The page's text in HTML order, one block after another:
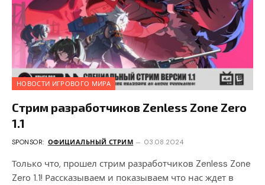
НОВОСТИ ИГРОВОГО МИРА
Стрим разработчиков Zenless Zone Zero
1.1
SPONSOR: ОФИЦИАЛЬНЫЙ СТРИМ 03.08.2024
Только что, прошел стрим разработчиков Zenless Zone
Zero 1.1! Рассказываем и показываем что нас ждет в